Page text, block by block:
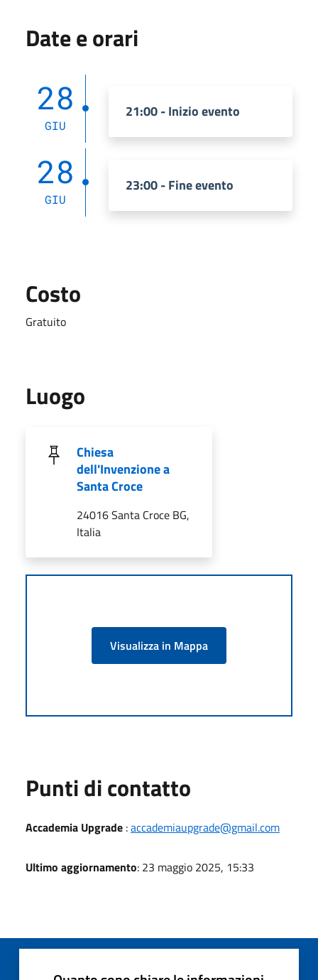
Date e orari
28
GIU
21:00 - Inizio evento
28
GIU
23:00 - Fine evento
Costo
Gratuito
Luogo
Chiesa
dell'Invenzione a
Santa Croce
24016 Santa Croce BG,
Italia
Visualizza in Mappa
Punti di contatto
Accademia Upgrade :accademiaupgrade@gmail.com
Ultimo aggiornamento: 23 maggio 2025, 15:33